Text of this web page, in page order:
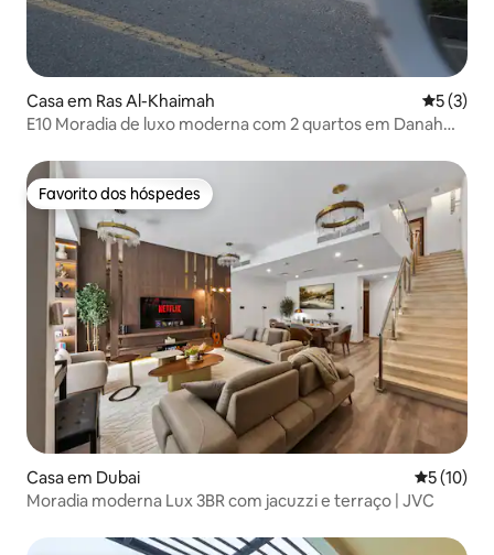
Casa em Ras Al-Khaimah
5 (3)
E10 Moradia de luxo moderna com 2 quartos em Danah
Favorito dos hóspedes
Favorito dos hóspedes
Casa em Dubai
5 (10)
Moradia moderna Lux 3BR com jacuzzi e terraço | JVC